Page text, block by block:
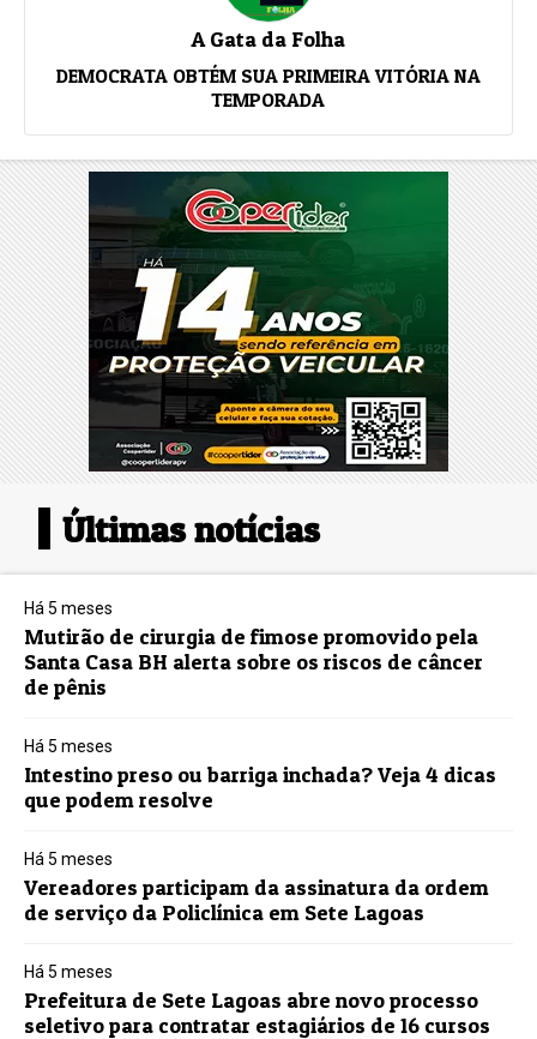
A Gata da Folha
DEMOCRATA OBTÉM SUA PRIMEIRA VITÓRIA NA
TEMPORADA
Últimas notícias
Há 5 meses
Mutirão de cirurgia de fimose promovido pela
Santa Casa BH alerta sobre os riscos de câncer
de pênis
Há 5 meses
Intestino preso ou barriga inchada? Veja 4 dicas
que podem resolve
Há 5 meses
Vereadores participam da assinatura da ordem
de serviço da Policlínica em Sete Lagoas
Há 5 meses
Prefeitura de Sete Lagoas abre novo processo
seletivo para contratar estagiários de 16 cursos